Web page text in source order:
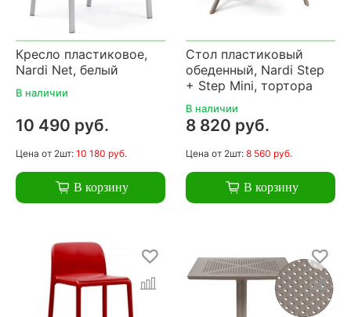
Кресло пластиковое,
Nardi Net, белый
В наличии
10 490 руб.
Цена от 2шт: 10 180 руб.
В корзину
Стол пластиковый
обеденный, Nardi Step
+ Step Mini, тортора
В наличии
8 820 руб.
Цена от 2шт: 8 560 руб.
В корзину